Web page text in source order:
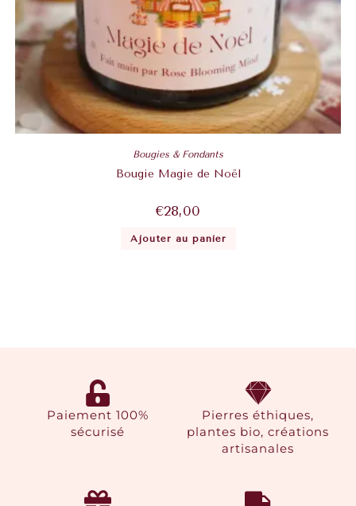
Bougies & Fondants
Bougie Magie de Noël
€28,00
Ajouter au panier
Paiement 100%
sécurisé
Pierres éthiques,
plantes bio, créations
artisanales